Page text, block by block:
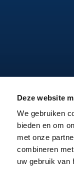
Deze website
We gebruiken
bieden en om
met onze
combineren
uw gebruik van